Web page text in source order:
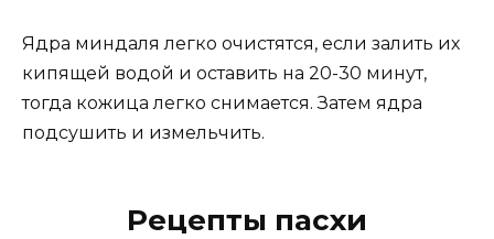
Ядра миндаля легко очистятся, если залить их
кипящей водой и оставить на 20-30 минут,
тогда кожица легко снимается. Затем ядра
подсушить и измельчить.
Рецепты пасхи